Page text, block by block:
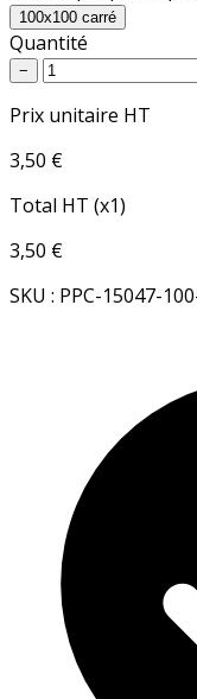
100x100 carré
Quantité
−
Prix unitaire HT
3,50 €
Total HT (x1)
3,50 €
SKU : PPC-15047-